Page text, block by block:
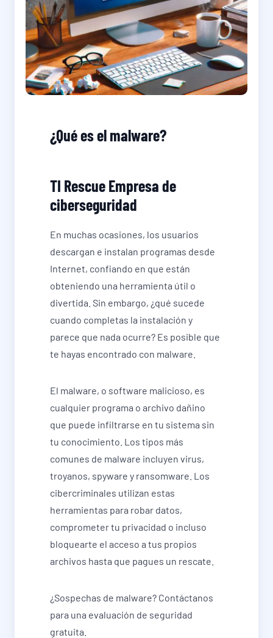
¿Qué es el malware?
TI Rescue Empresa de
ciberseguridad
En muchas ocasiones, los usuarios
descargan e instalan programas desde
Internet, confiando en que están
obteniendo una herramienta útil o
divertida. Sin embargo, ¿qué sucede
cuando completas la instalación y
parece que nada ocurre? Es posible que
te hayas encontrado con malware.
El malware, o software malicioso, es
cualquier programa o archivo dañino
que puede infiltrarse en tu sistema sin
tu conocimiento. Los tipos más
comunes de malware incluyen virus,
troyanos, spyware y ransomware. Los
cibercriminales utilizan estas
herramientas para robar datos,
comprometer tu privacidad o incluso
bloquearte el acceso a tus propios
archivos hasta que pagues un rescate.
¿Sospechas de malware? Contáctanos
para una evaluación de seguridad
gratuita.